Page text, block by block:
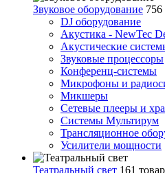
Звуковое оборудование 756
DJ оборудование
Акустика - NewTec
Акустические
Звуковые процессоры
Конференц-системы
Микрофоны и
Микшеры
Сетевые плееры и
Системы Мультирум
Трансляционное
Усилители мощности
Театральный свет 161 товар